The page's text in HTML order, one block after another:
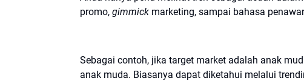
promo, gimmick marketing, sampai bahasa
Sebagai contoh, jika target market adalah anak
anak muda. Biasanya dapat diketahui melalui